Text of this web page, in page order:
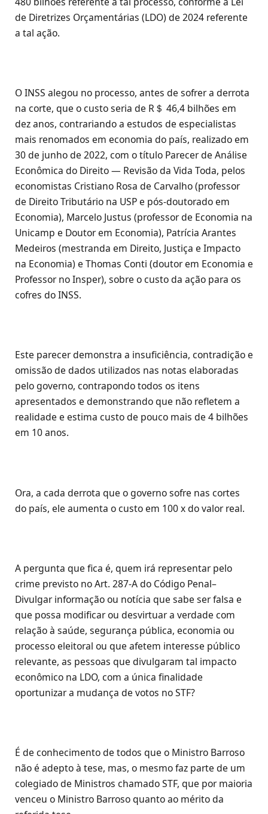
de Diretrizes Orçamentárias (LDO) de 2024 referente
a tal ação.
O INSS alegou no processo, antes de sofrer a derrota
na corte, que o custo seria de R＄ 46,4 bilhões em
dez anos, contrariando a estudos de especialistas
mais renomados em economia do país, realizado em
30 de junho de 2022, com o título Parecer de Análise
Econômica do Direito — Revisão da Vida Toda, pelos
economistas Cristiano Rosa de Carvalho (professor
de Direito Tributário na USP e pós-doutorado em
Economia), Marcelo Justus (professor de Economia na
Unicamp e Doutor em Economia), Patrícia Arantes
Medeiros (mestranda em Direito, Justiça e Impacto
na Economia) e Thomas Conti (doutor em Economia e
Professor no Insper), sobre o custo da ação para os
cofres do INSS.
Este parecer demonstra a insuficiência, contradição e
omissão de dados utilizados nas notas elaboradas
pelo governo, contrapondo todos os itens
apresentados e demonstrando que não refletem a
realidade e estima custo de pouco mais de 4 bilhões
em 10 anos.
Ora, a cada derrota que o governo sofre nas cortes
do país, ele aumenta o custo em 100 x do valor real.
A pergunta que fica é, quem irá representar pelo
crime previsto no Art. 287-A do Código Penal–
Divulgar informação ou notícia que sabe ser falsa e
que possa modificar ou desvirtuar a verdade com
relação à saúde, segurança pública, economia ou
processo eleitoral ou que afetem interesse público
relevante, as pessoas que divulgaram tal impacto
econômico na LDO, com a única finalidade
oportunizar a mudança de votos no STF?
É de conhecimento de todos que o Ministro Barroso
não é adepto à tese, mas, o mesmo faz parte de um
colegiado de Ministros chamado STF, que por maioria
venceu o Ministro Barroso quanto ao mérito da